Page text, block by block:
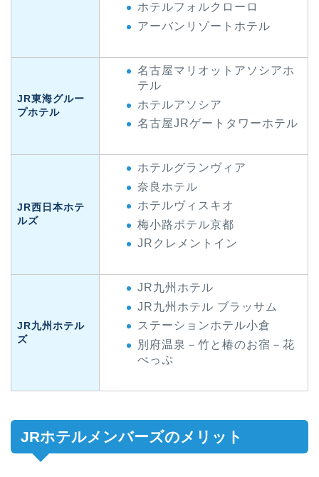
ホテルフォルクローロ
アーバンリゾートホテル
JR東海グルー
プホテル
名古屋マリオットアソシアホ
テル
ホテルアソシア
名古屋JRゲートタワーホテル
JR西日本ホテ
ルズ
ホテルグランヴィア
奈良ホテル
ホテルヴィスキオ
梅小路ポテル京都
JRクレメントイン
JR九州ホテル
ズ
JR九州ホテル
JR九州ホテル ブラッサム
ステーションホテル小倉
別府温泉－竹と椿のお宿－花
べっぷ
JRホテルメンバーズのメリット